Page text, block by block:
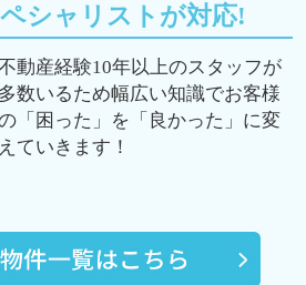
シャリストが対応!
動産経験10年以上のスタッフが
多数いるため幅広い知識でお客様
「困った」を「良かった」に変
えていきます！